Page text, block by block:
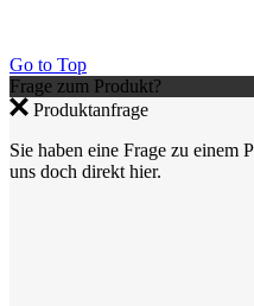
Go to Top
Frage zum Produkt?
Produktanfrage
Sie haben eine Frage zu einem
uns doch direkt hier.